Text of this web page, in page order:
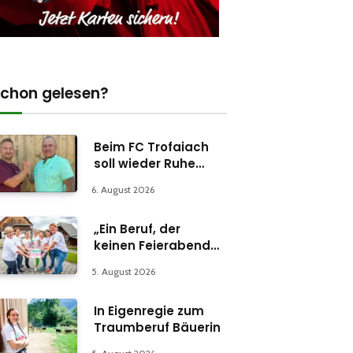
gelesen?
Beim FC Trofaiach
soll wieder Ruhe
6. August 2026
„Ein Beruf, der
keinen Feierabend
5. August 2026
In Eigenregie zum
Traumberuf Bäuerin